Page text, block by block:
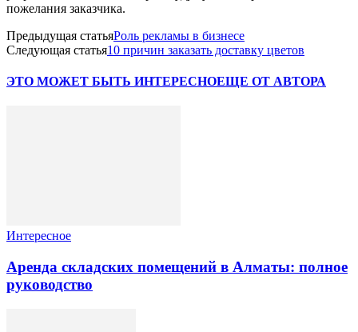
пожелания заказчика.
Предыдущая статьяРоль рекламы в бизнесе
Следующая статья10 причин заказать доставку цветов
ЭТО МОЖЕТ БЫТЬ ИНТЕРЕСНОЕЩЕ ОТ АВТОРА
Интересное
Аренда складских помещений в Алматы: полное
руководство